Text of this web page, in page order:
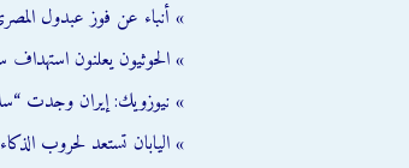
» أنباء عن فوز عبدول
» الحوثيون يعلنون استهداف
» نيوزويك: إيران وجدت
» اليابان تستعد لحروب